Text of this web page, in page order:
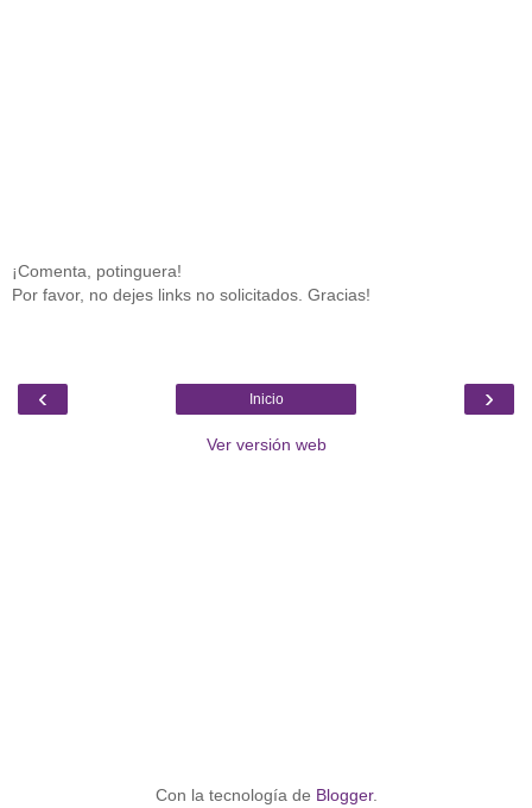
¡Comenta, potinguera!
Por favor, no dejes links no solicitados. Gracias!
‹ ›
Inicio
Ver versión web
Con la tecnología de Blogger.